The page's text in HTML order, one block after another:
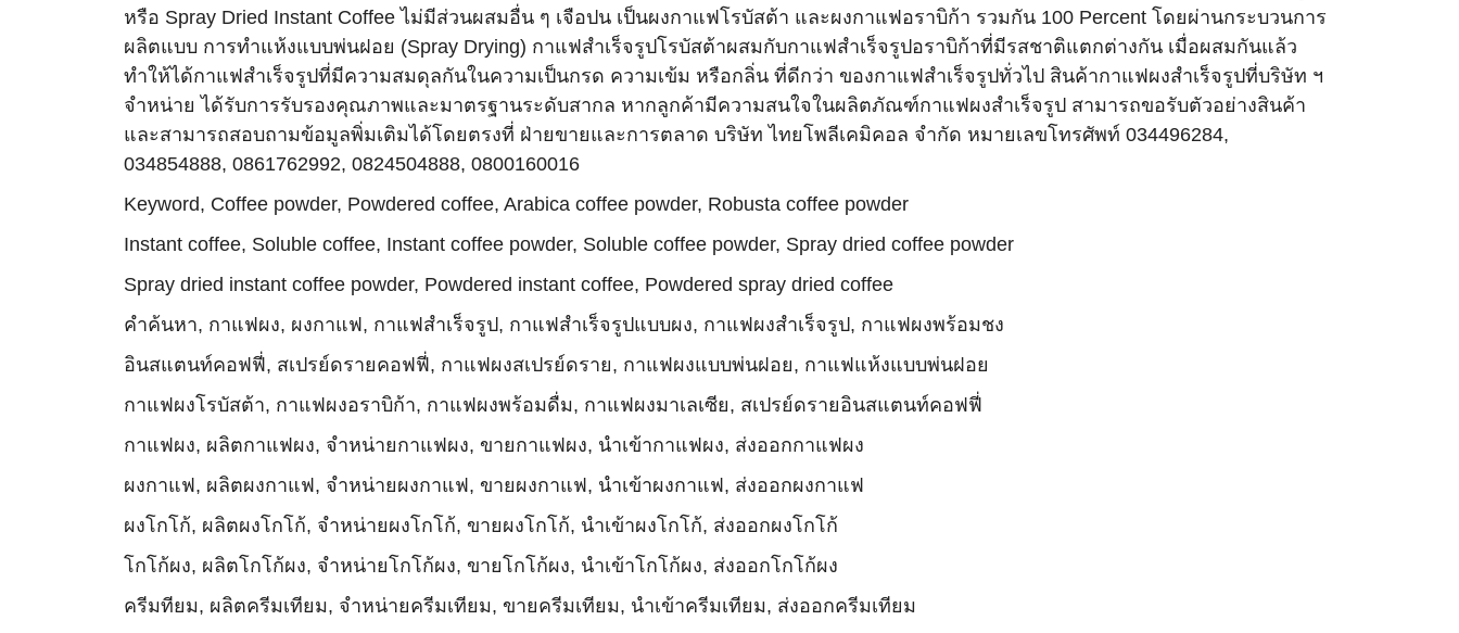
หรือ Spray Dried Instant Coffee ไม่มีส่วนผสมอื่น ๆ เจือปน เป็นผงกาแฟโรบัสต้า และผงกาแฟอราบิก้า รวมกัน 100 Percent โดยผ่านกระบวนการ
ผลิตแบบ การทำแห้งแบบพ่นฝอย (Spray Drying) กาแฟสำเร็จรูปโรบัสต้าผสมกับกาแฟสำเร็จรูปอราบิก้าที่มีรสชาติแตกต่างกัน เมื่อผสมกันแล้ว
ทำให้ได้กาแฟสำเร็จรูปที่มีความสมดุลกันในความเป็นกรด ความเข้ม หรือกลิ่น ที่ดีกว่า ของกาแฟสำเร็จรูปทั่วไป สินค้ากาแฟผงสำเร็จรูปที่บริษัท ฯ
จำหน่าย ได้รับการรับรองคุณภาพและมาตรฐานระดับสากล หากลูกค้ามีความสนใจในผลิตภัณฑ์กาแฟผงสำเร็จรูป สามารถขอรับตัวอย่างสินค้า
และสามารถสอบถามข้อมูลพิ่มเติมได้โดยตรงที่ ฝ่ายขายและการตลาด บริษัท ไทยโพลีเคมิคอล จำกัด หมายเลขโทรศัพท์ 034496284,
034854888, 0861762992, 0824504888, 0800160016
Keyword, Coffee powder, Powdered coffee, Arabica coffee powder, Robusta coffee powder
Instant coffee, Soluble coffee, Instant coffee powder, Soluble coffee powder, Spray dried coffee powder
Spray dried instant coffee powder, Powdered instant coffee, Powdered spray dried coffee
คำค้นหา, กาแฟผง, ผงกาแฟ, กาแฟสำเร็จรูป, กาแฟสำเร็จรูปแบบผง, กาแฟผงสำเร็จรูป, กาแฟผงพร้อมชง
อินสแตนท์คอฟฟี่, สเปรย์ดรายคอฟฟี่, กาแฟผงสเปรย์ดราย, กาแฟผงแบบพ่นฝอย, กาแฟแห้งแบบพ่นฝอย
กาแฟผงโรบัสต้า, กาแฟผงอราบิก้า, กาแฟผงพร้อมดื่ม, กาแฟผงมาเลเซีย, สเปรย์ดรายอินสแตนท์คอฟฟี่
กาแฟผง, ผลิตกาแฟผง, จำหน่ายกาแฟผง, ขายกาแฟผง, นำเข้ากาแฟผง, ส่งออกกาแฟผง
ผงกาแฟ, ผลิตผงกาแฟ, จำหน่ายผงกาแฟ, ขายผงกาแฟ, นำเข้าผงกาแฟ, ส่งออกผงกาแฟ
ผงโกโก้, ผลิตผงโกโก้, จำหน่ายผงโกโก้, ขายผงโกโก้, นำเข้าผงโกโก้, ส่งออกผงโกโก้
โกโก้ผง, ผลิตโกโก้ผง, จำหน่ายโกโก้ผง, ขายโกโก้ผง, นำเข้าโกโก้ผง, ส่งออกโกโก้ผง
ครีมทียม, ผลิตครีมเทียม, จำหน่ายครีมเทียม, ขายครีมเทียม, นำเข้าครีมเทียม, ส่งออกครีมเทียม